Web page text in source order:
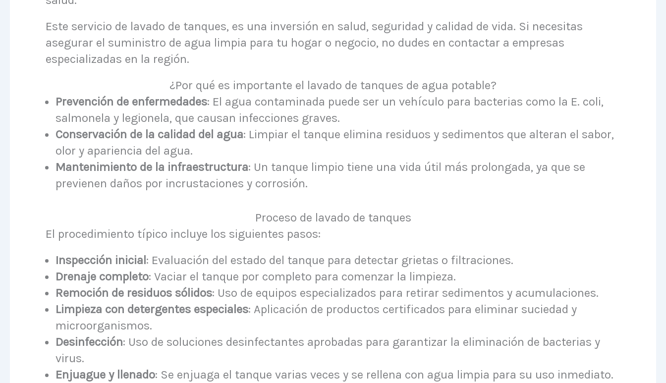
Este servicio de lavado de tanques, es una inversión en salud, seguridad y calidad de vida. Si necesitas
asegurar el suministro de agua limpia para tu hogar o negocio, no dudes en contactar a empresas
especializadas en la región.
¿Por qué es importante el lavado de tanques de agua potable?
Prevención de enfermedades: El agua contaminada puede ser un vehículo para bacterias como la E. coli,
salmonela y legionela, que causan infecciones graves.
Conservación de la calidad del agua: Limpiar el tanque elimina residuos y sedimentos que alteran el sabor,
olor y apariencia del agua.
Mantenimiento de la infraestructura: Un tanque limpio tiene una vida útil más prolongada, ya que se
previenen daños por incrustaciones y corrosión.
Proceso de lavado de tanques
El procedimiento típico incluye los siguientes pasos:
Inspección inicial: Evaluación del estado del tanque para detectar grietas o filtraciones.
Drenaje completo: Vaciar el tanque por completo para comenzar la limpieza.
Remoción de residuos sólidos: Uso de equipos especializados para retirar sedimentos y acumulaciones.
Limpieza con detergentes especiales: Aplicación de productos certificados para eliminar suciedad y
microorganismos.
Desinfección: Uso de soluciones desinfectantes aprobadas para garantizar la eliminación de bacterias y
virus.
Enjuague y llenado: Se enjuaga el tanque varias veces y se rellena con agua limpia para su uso inmediato.